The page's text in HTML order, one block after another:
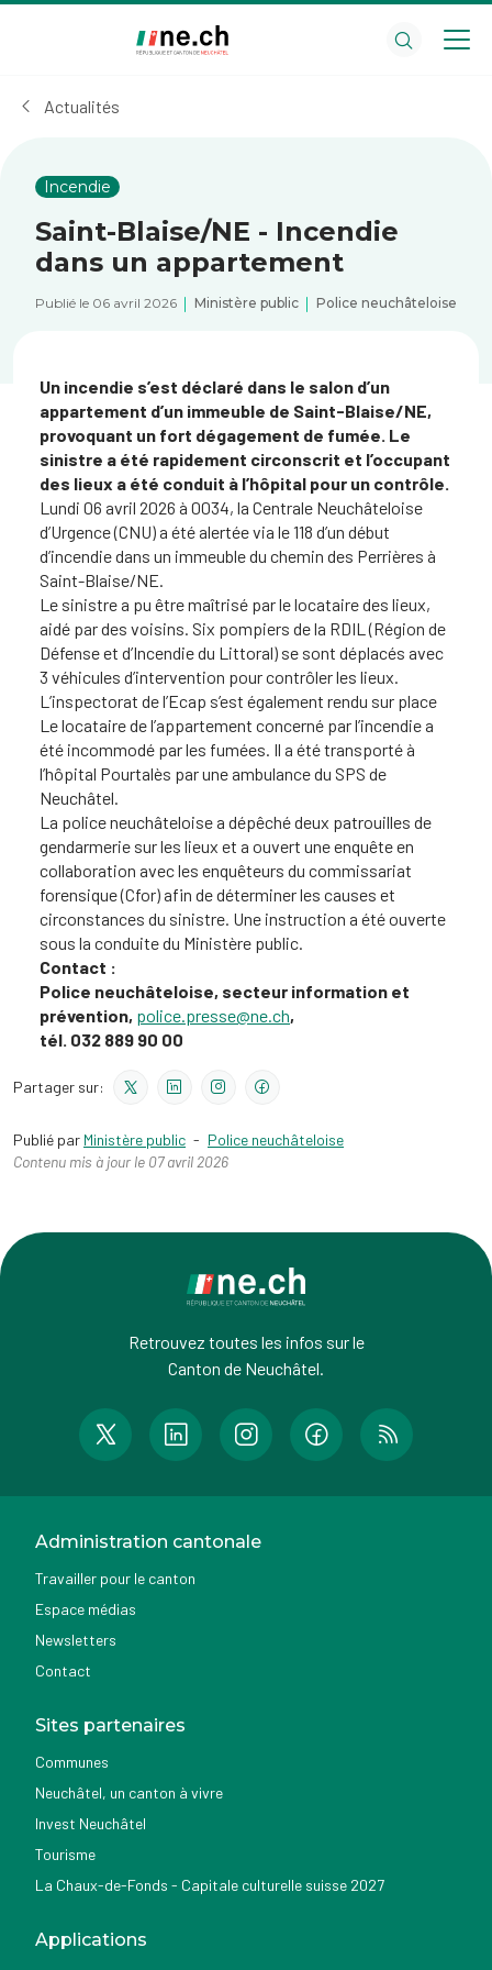
cookies
Actualités
Incendie
Saint-Blaise/NE - Incendie
dans un appartement
Publié le 06 avril 2026 Ministère public Police neuchâteloise
Un incendie s’est déclaré dans le salon d’un
appartement d’un immeuble de Saint-Blaise/NE,
provoquant un fort dégagement de fumée. Le
sinistre a été rapidement circonscrit et l’occupant
des lieux a été conduit à l’hôpital pour un contrôle.
Lundi 06 avril 2026 à 0034, la Centrale Neuchâteloise
d’Urgence (CNU) a été alertée via le 118 d’un début
d’incendie dans un immeuble du chemin des Perrières à
Saint-Blaise/NE.
Le sinistre a pu être maîtrisé par le locataire des lieux,
aidé par des voisins. Six pompiers de la RDIL (Région de
Défense et d’Incendie du Littoral) se sont déplacés avec
3 véhicules d’intervention pour contrôler les lieux.
L’inspectorat de l’Ecap s’est également rendu sur place
Le locataire de l’appartement concerné par l’incendie a
été incommodé par les fumées. Il a été transporté à
l’hôpital Pourtalès par une ambulance du SPS de
Neuchâtel.
La police neuchâteloise a dépêché deux patrouilles de
gendarmerie sur les lieux et a ouvert une enquête en
collaboration avec les enquêteurs du commissariat
forensique (Cfor) afin de déterminer les causes et
circonstances du sinistre. Une instruction a été ouverte
sous la conduite du Ministère public.
Contact :
Police neuchâteloise, secteur information et
prévention, police.presse@ne.ch,
tél. 032 889 90 00
Partager sur:
Publié par Ministère public - Police neuchâteloise
Contenu mis à jour le 07 avril 2026
Retrouvez toutes les infos sur le
Canton de Neuchâtel.
Administration cantonale
Travailler pour le canton
Espace médias
Newsletters
Contact
Sites partenaires
Communes
Neuchâtel, un canton à vivre
Invest Neuchâtel
Tourisme
La Chaux-de-Fonds - Capitale culturelle suisse 2027
Applications